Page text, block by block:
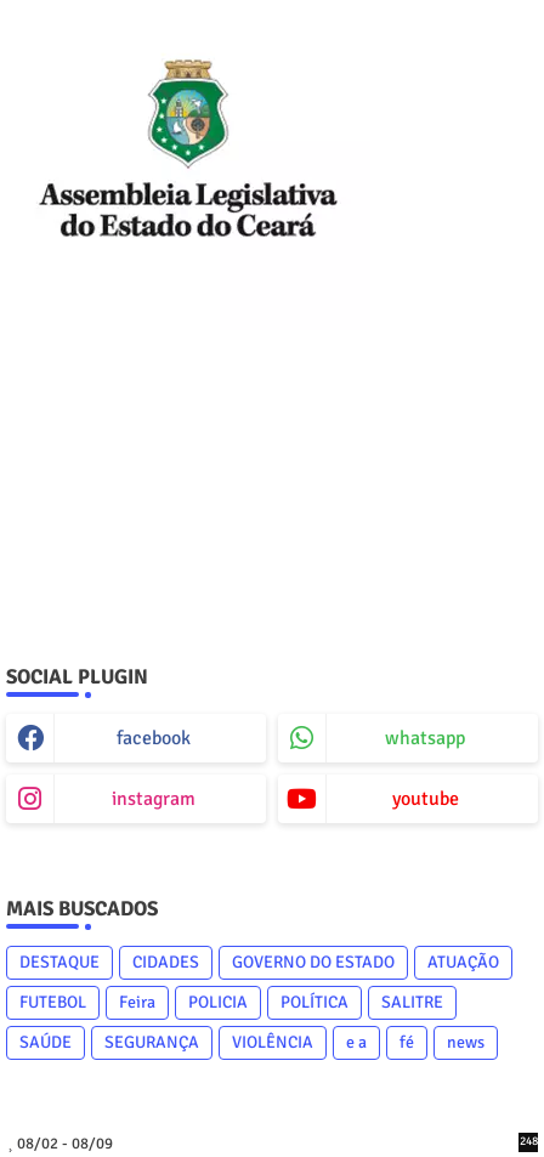
SOCIAL PLUGIN
facebook whatsapp
instagram youtube
MAIS BUSCADOS
DESTAQUE CIDADES GOVERNO DO ESTADO
ATUAÇÃO
FUTEBOL
Feira POLICIA POLÍTICA
SALITRE
SAÚDE
SEGURANÇA VIOLÊNCIA e a fé news
08/02 - 08/09 248